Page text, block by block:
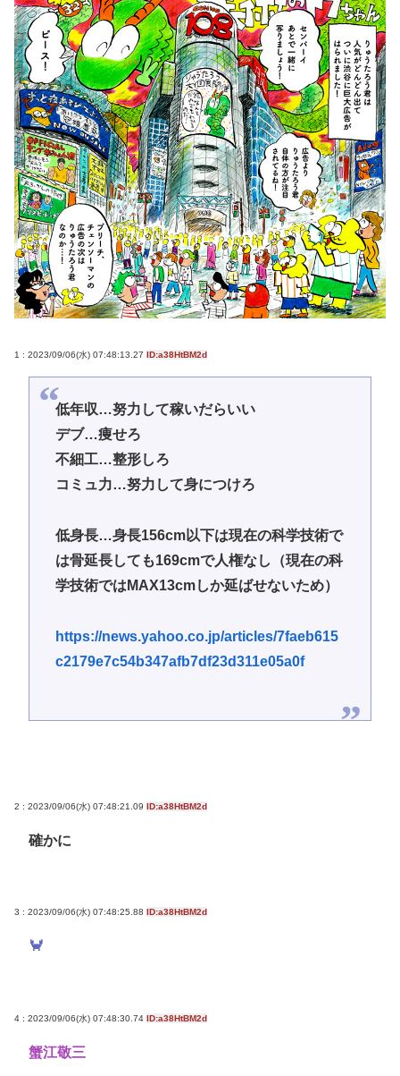
1 : 2023/09/06(水) 07:48:13.27 ID:a38HtBM2d
低年収…努力して稼いだらいい
デブ…痩せろ
不細工…整形しろ
コミュ力…努力して身につけろ
低身長…身長156cm以下は現在の科学技術で
は骨延長しても169cmで人権なし（現在の科
学技術ではMAX13cmしか延ばせないため）
https://news.yahoo.co.jp/articles/7faeb615
c2179e7c54b347afb7df23d311e05a0f
2 : 2023/09/06(水) 07:48:21.09 ID:a38HtBM2d
確かに
3 : 2023/09/06(水) 07:48:25.88 ID:a38HtBM2d
🦀
4 : 2023/09/06(水) 07:48:30.74 ID:a38HtBM2d
蟹江敬三